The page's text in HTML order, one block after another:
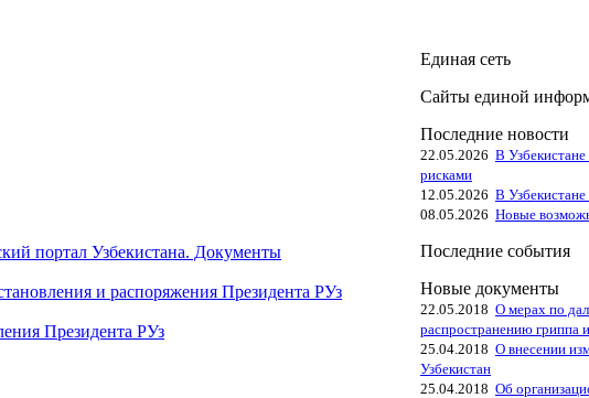
портал Узбекистана. Документы
и распоряжения Президента РУз
Президента РУз
Единая сеть
Сайты единой
Последние новости
22.05.2026 В
рисками
12.05.2026 В
08.05.2026 Новые
Последние события
Новые документы
22.05.2018 О мерах по
распространению гриппа
25.04.2018 О внесении
Узбекистан
25.04.2018 Об